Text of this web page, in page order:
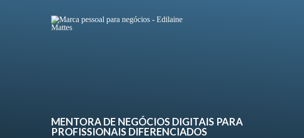
MENTORA DE NEGÓCIOS DIGITAIS PARA
PROFISSIONAIS DIFERENCIADOS